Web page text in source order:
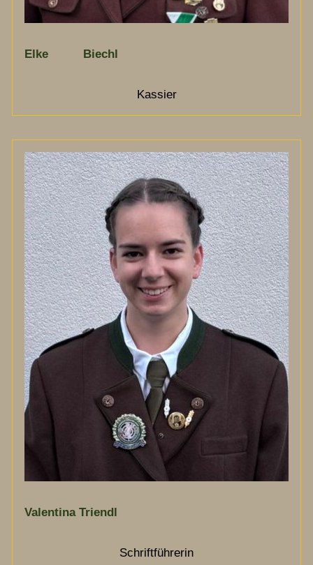
Elke Biechl
Kassier
Valentina Triendl
Schriftführerin